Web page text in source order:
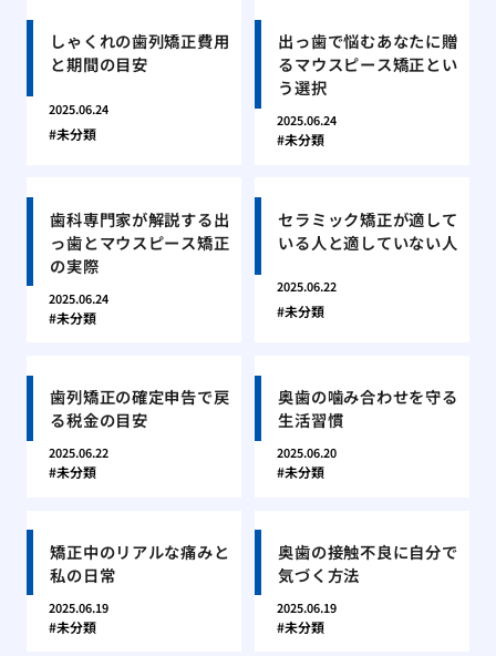
しゃくれの歯列矯正費用
と期間の目安
2025.06.24
未分類
出っ歯で悩むあなたに贈
るマウスピース矯正とい
う選択
2025.06.24
未分類
歯科専門家が解説する出
っ歯とマウスピース矯正
の実際
2025.06.24
未分類
セラミック矯正が適して
いる人と適していない人
2025.06.22
未分類
歯列矯正の確定申告で戻
る税金の目安
2025.06.22
未分類
奥歯の噛み合わせを守る
生活習慣
2025.06.20
未分類
矯正中のリアルな痛みと
私の日常
2025.06.19
未分類
奥歯の接触不良に自分で
気づく方法
2025.06.19
未分類